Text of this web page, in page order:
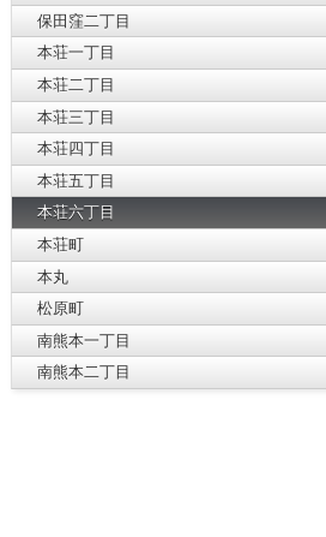
保田窪二丁目
本荘一丁目
本荘二丁目
本荘三丁目
本荘四丁目
本荘五丁目
本荘六丁目
本荘町
本丸
松原町
南熊本一丁目
南熊本二丁目